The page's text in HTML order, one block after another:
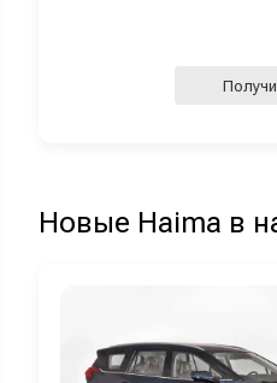
Новые Haima в